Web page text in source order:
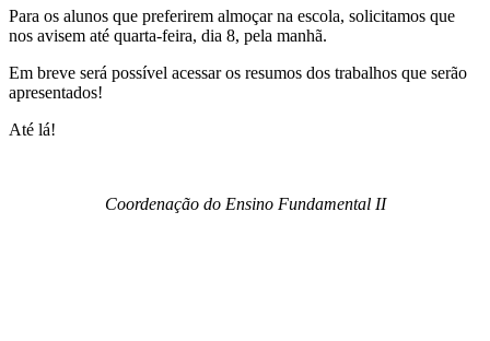
Para os alunos que preferirem almoçar na escola, solicitamos que
nos avisem até quarta-feira, dia 8, pela manhã.
Em breve será possível acessar os resumos dos trabalhos que serão
apresentados!
Até lá!
Coordenação do Ensino Fundamental II